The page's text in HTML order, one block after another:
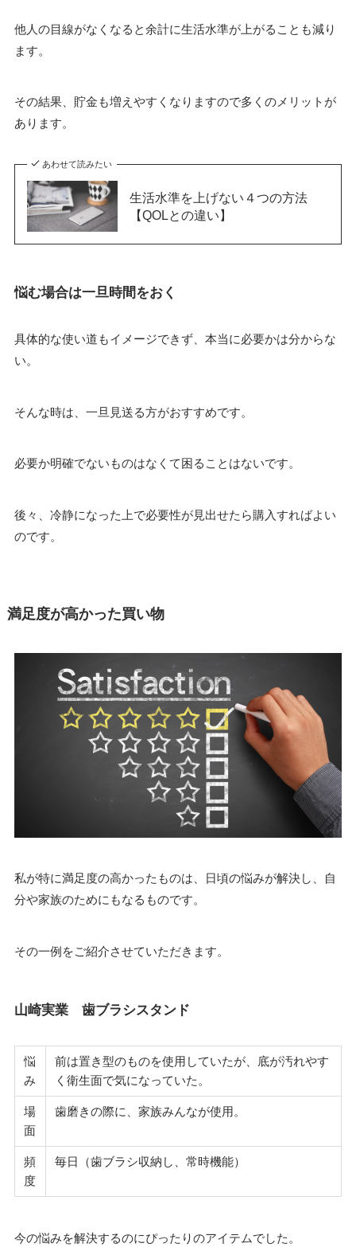
他人の目線がなくなると余計に生活水準が上がることも減り
ます。
その結果、貯金も増えやすくなりますので多くのメリットが
あります。
あわせて読みたい
生活水準を上げない４つの方法
【QOLとの違い】
悩む場合は一旦時間をおく
具体的な使い道もイメージできず、本当に必要かは分からな
い。
そんな時は、一旦見送る方がおすすめです。
必要か明確でないものはなくて困ることはないです。
後々、冷静になった上で必要性が見出せたら購入すればよい
のです。
満足度が高かった買い物
私が特に満足度の高かったものは、日頃の悩みが解決し、自
分や家族のためにもなるものです。
その一例をご紹介させていただきます。
山崎実業 歯ブラシスタンド
悩
み
前は置き型のものを使用していたが、底が汚れやす
く衛生面で気になっていた。
場
面
歯磨きの際に、家族みんなが使用。
頻
度
毎日（歯ブラシ収納し、常時機能）
今の悩みを解決するのにぴったりのアイテムでした。